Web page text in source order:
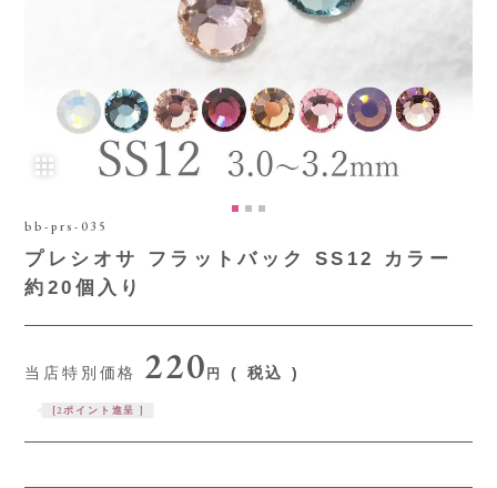
bb-prs-035
プレシオサ フラットバック SS12 カラー
約20個入り
当店特別価格 220 税込
[2ポイント進呈 ]